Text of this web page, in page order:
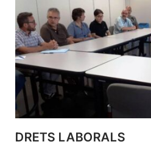
DRETS LABORALS